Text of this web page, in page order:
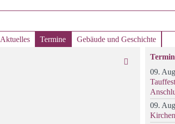
Aktuelles Termine Gebäude und Geschichte
09.
09.